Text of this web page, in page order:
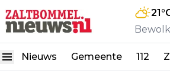
21
Nieuws Gemeente 112